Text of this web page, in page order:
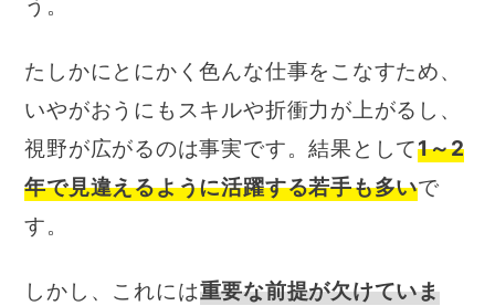
う。
たしかにとにかく色んな仕事をこなすため、
いやがおうにもスキルや折衝力が上がるし、
視野が広がるのは事実です。結果として1～2
年で見違えるように活躍する若手も多いで
す。
しかし、これには重要な前提が欠けていま